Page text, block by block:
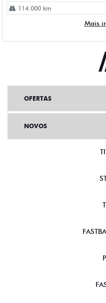
OFERTAS
NOVOS